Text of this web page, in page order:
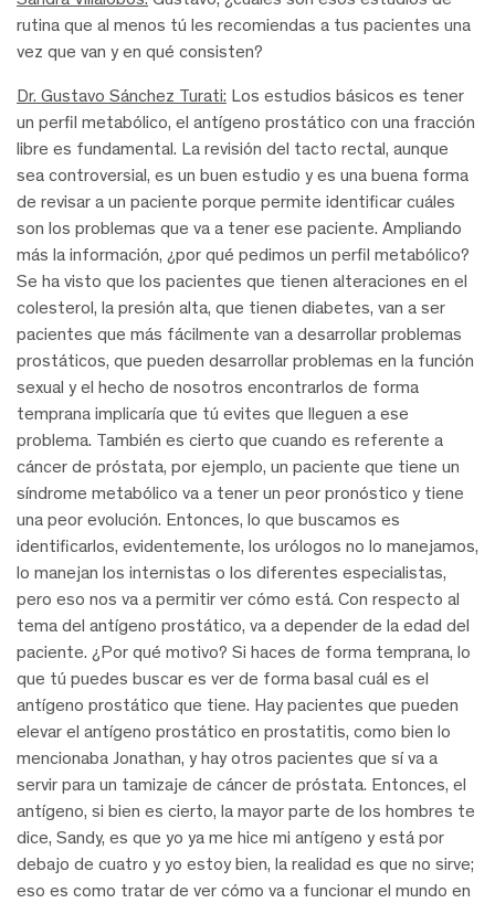
rutina que al menos tú les recomiendas a tus pacientes una
vez que van y en qué consisten?
Dr. Gustavo Sánchez Turati: Los estudios básicos es tener
un perfil metabólico, el antígeno prostático con una fracción
libre es fundamental. La revisión del tacto rectal, aunque
sea controversial, es un buen estudio y es una buena forma
de revisar a un paciente porque permite identificar cuáles
son los problemas que va a tener ese paciente. Ampliando
más la información, ¿por qué pedimos un perfil metabólico?
Se ha visto que los pacientes que tienen alteraciones en el
colesterol, la presión alta, que tienen diabetes, van a ser
pacientes que más fácilmente van a desarrollar problemas
prostáticos, que pueden desarrollar problemas en la función
sexual y el hecho de nosotros encontrarlos de forma
temprana implicaría que tú evites que lleguen a ese
problema. También es cierto que cuando es referente a
cáncer de próstata, por ejemplo, un paciente que tiene un
síndrome metabólico va a tener un peor pronóstico y tiene
una peor evolución. Entonces, lo que buscamos es
identificarlos, evidentemente, los urólogos no lo manejamos,
lo manejan los internistas o los diferentes especialistas,
pero eso nos va a permitir ver cómo está. Con respecto al
tema del antígeno prostático, va a depender de la edad del
paciente. ¿Por qué motivo? Si haces de forma temprana, lo
que tú puedes buscar es ver de forma basal cuál es el
antígeno prostático que tiene. Hay pacientes que pueden
elevar el antígeno prostático en prostatitis, como bien lo
mencionaba Jonathan, y hay otros pacientes que sí va a
servir para un tamizaje de cáncer de próstata. Entonces, el
antígeno, si bien es cierto, la mayor parte de los hombres te
dice, Sandy, es que yo ya me hice mi antígeno y está por
debajo de cuatro y yo estoy bien, la realidad es que no sirve;
eso es como tratar de ver cómo va a funcionar el mundo en